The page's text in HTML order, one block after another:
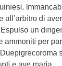
all’arbitro di
un
ammoniti per
e ave maria.